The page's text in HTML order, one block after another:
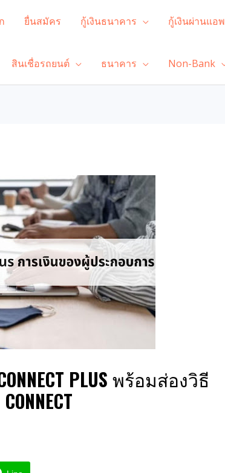
ยื่นสมัคร กู้เงินธนาคาร กู้เงินผ่านแอพ
สินเชื่อรถยนต์ ธนาคาร Non-Bank
PLUS พร้อมส่องวิธี